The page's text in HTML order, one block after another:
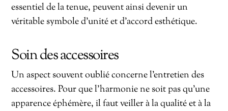
essentiel de la tenue, peuvent ainsi devenir un
véritable symbole d’unité et d’accord esthétique.
Soin des accessoires
Un aspect souvent oublié concerne l’entretien des
accessoires. Pour que l’harmonie ne soit pas qu’une
apparence éphémère, il faut veiller à la qualité et à la